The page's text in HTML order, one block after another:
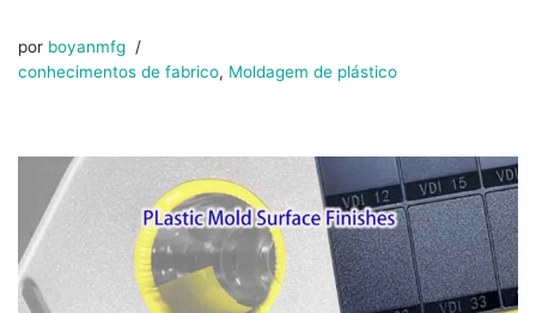
por boyanmfg
conhecimentos de fabrico, Moldagem de plástico